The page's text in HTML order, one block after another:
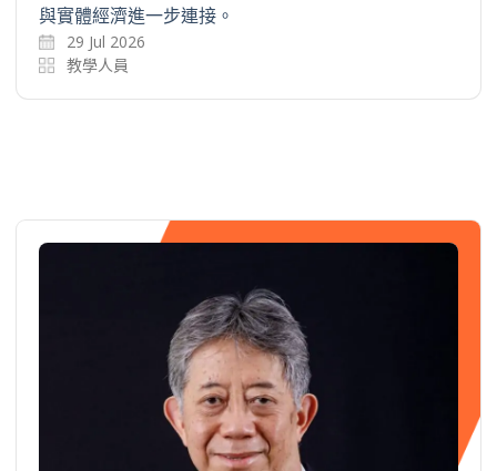
與實體經濟進一步連接。
29 Jul 2026
教學人員